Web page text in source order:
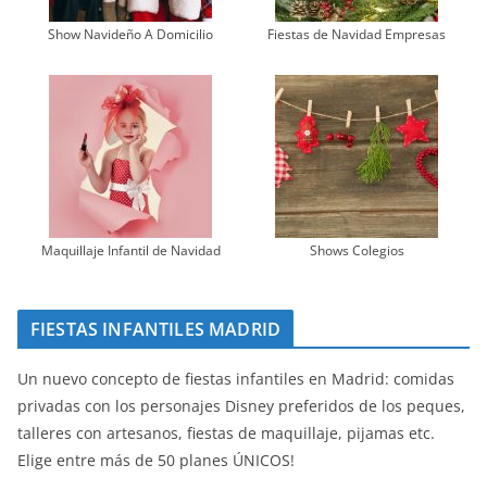
Show Navideño A Domicilio Fiestas de Navidad Empresas
Maquillaje Infantil de Navidad Shows Colegios
FIESTAS INFANTILES MADRID
Un nuevo concepto de fiestas infantiles en Madrid: comidas
privadas con los personajes Disney preferidos de los peques,
talleres con artesanos, fiestas de maquillaje, pijamas etc.
Elige entre más de 50 planes ÚNICOS!